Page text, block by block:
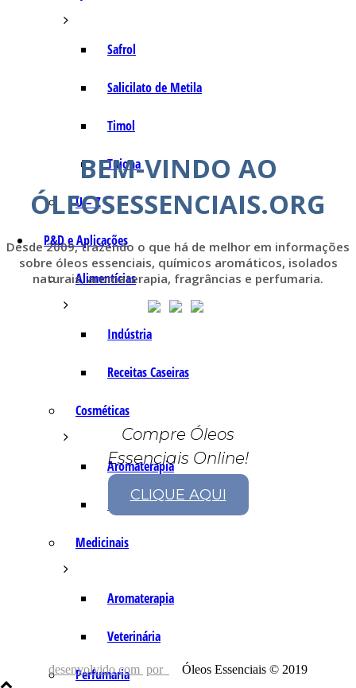
Safrol
Salicilato de Metila
Timol
Tujona
U – Z
P&D e Aplicações
Alimentícias
Indústria
Receitas Caseiras
Cosméticas
Aromaterapia
Fórmulas Caseiras
Medicinais
Aromaterapia
Veterinária
Perfumaria
BEM-VINDO AO
ÓLEOSESSENCIAIS.ORG
Desde 2009, trazendo o que há de melhor em informações
sobre óleos essenciais, químicos aromáticos, isolados
naturais, aromaterapia, fragrâncias e perfumaria.
Compre Óleos
Essenciais Online!
CLIQUE AQUI
desenvolvido com por Óleos Essenciais © 2019